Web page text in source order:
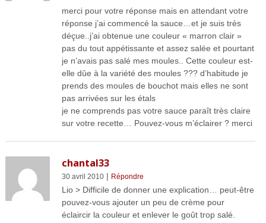
merci pour votre réponse mais en attendant votre
réponse j’ai commencé la sauce…et je suis très
déçue..j’ai obtenue une couleur « marron clair »
pas du tout appétissante et assez salée et pourtant
je n’avais pas salé mes moules.. Cette couleur est-
elle dûe à la variété des moules ??? d’habitude je
prends des moules de bouchot mais elles ne sont
pas arrivées sur les étals
je ne comprends pas votre sauce paraît très claire
sur votre recette… Pouvez-vous m’éclairer ? merci
chantal33
30 avril 2010| Répondre
Lio > Difficile de donner une explication… peut-être
pouvez-vous ajouter un peu de crème pour
éclaircir la couleur et enlever le goût trop salé.